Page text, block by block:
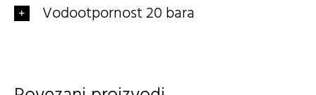
Vodootpornost 20 bara